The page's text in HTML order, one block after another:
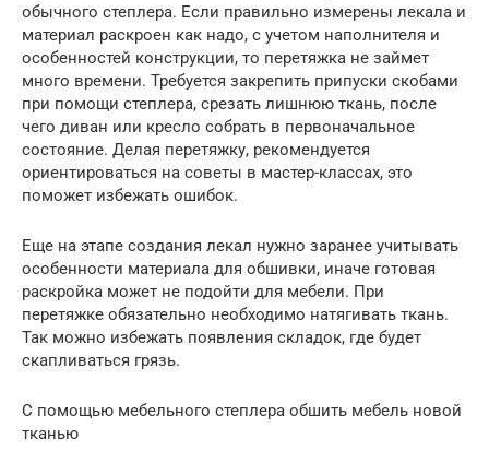
обычного степлера. Если правильно измерены лекала и
материал раскроен как надо, с учетом наполнителя и
особенностей конструкции, то перетяжка не займет
много времени. Требуется закрепить припуски скобами
при помощи степлера, срезать лишнюю ткань, после
чего диван или кресло собрать в первоначальное
состояние. Делая перетяжку, рекомендуется
ориентироваться на советы в мастер-классах, это
поможет избежать ошибок.
Еще на этапе создания лекал нужно заранее учитывать
особенности материала для обшивки, иначе готовая
раскройка может не подойти для мебели. При
перетяжке обязательно необходимо натягивать ткань.
Так можно избежать появления складок, где будет
скапливаться грязь.
С помощью мебельного степлера обшить мебель новой
тканью